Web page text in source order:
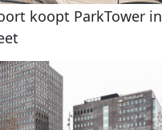
koopt ParkTower